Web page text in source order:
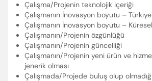
Çalışma/Projenin teknolojik içeriği
Çalışmanın İnovasyon boyutu – Türkiye
Çalışmanın İnovasyon boyutu – Küresel
Çalışmanın/Projenin özgünlüğü
Çalışmanın/Projenin güncelliği
Çalışmanın/Projenin yeni ürün ve
jenerik olması
Çalışmada/Projede buluş olup